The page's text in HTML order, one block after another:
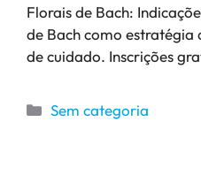
Florais de Bach:
de Bach como estratégia
de cuidado. Inscrições
Sem categoria